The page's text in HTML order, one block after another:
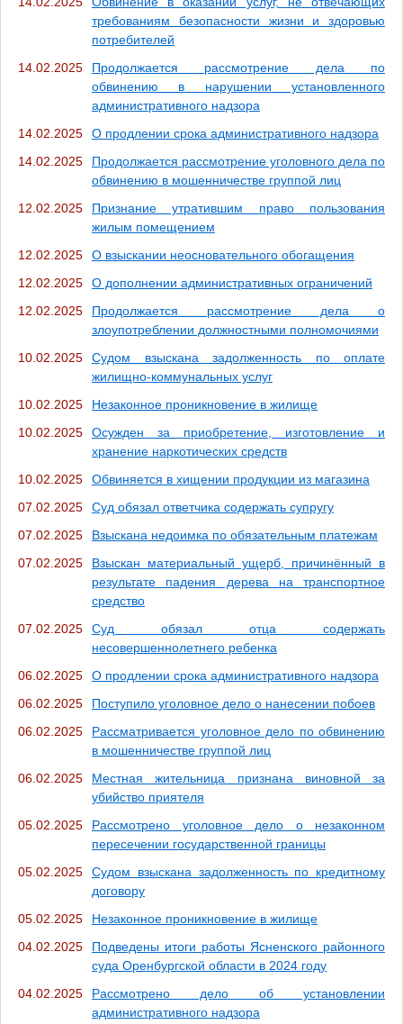
требованиям безопасности жизни и здоровью
потребителей
14.02.2025
Продолжается рассмотрение дела по
обвинению в нарушении установленного
административного надзора
14.02.2025
О продлении срока административного надзора
14.02.2025
Продолжается рассмотрение уголовного дела по
обвинению в мошенничестве группой лиц
12.02.2025
Признание утратившим право пользования
жилым помещением
12.02.2025
О взыскании неосновательного обогащения
12.02.2025
О дополнении административных ограничений
12.02.2025
Продолжается рассмотрение дела о
злоупотреблении должностными полномочиями
10.02.2025
Судом взыскана задолженность по оплате
жилищно-коммунальных услуг
10.02.2025
Незаконное проникновение в жилище
10.02.2025
Осужден за приобретение, изготовление и
хранение наркотических средств
10.02.2025
Обвиняется в хищении продукции из магазина
07.02.2025
Суд обязал ответчика содержать супругу
07.02.2025
Взыскана недоимка по обязательным платежам
07.02.2025
Взыскан материальный ущерб, причинённый в
результате падения дерева на транспортное
средство
07.02.2025
Суд обязал отца содержать
несовершеннолетнего ребенка
06.02.2025
О продлении срока административного надзора
06.02.2025
Поступило уголовное дело о нанесении побоев
06.02.2025
Рассматривается уголовное дело по обвинению
в мошенничестве группой лиц
06.02.2025
Местная жительница признана виновной за
убийство приятеля
05.02.2025
Рассмотрено уголовное дело о незаконном
пересечении государственной границы
05.02.2025
Судом взыскана задолженность по кредитному
договору
05.02.2025
Незаконное проникновение в жилище
04.02.2025
Подведены итоги работы Ясненского районного
суда Оренбургской области в 2024 году
04.02.2025
Рассмотрено дело об установлении
административного надзора